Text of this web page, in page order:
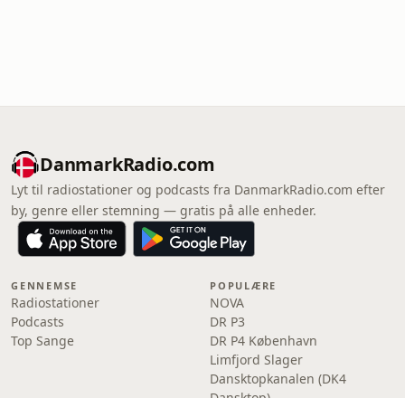
DanmarkRadio.com
Lyt til radiostationer og podcasts fra DanmarkRadio.com efter
by, genre eller stemning — gratis på alle enheder.
GENNEMSE
Radiostationer
Podcasts
Top Sange
POPULÆRE
NOVA
DR P3
DR P4 København
Limfjord Slager
Dansktopkanalen (DK4